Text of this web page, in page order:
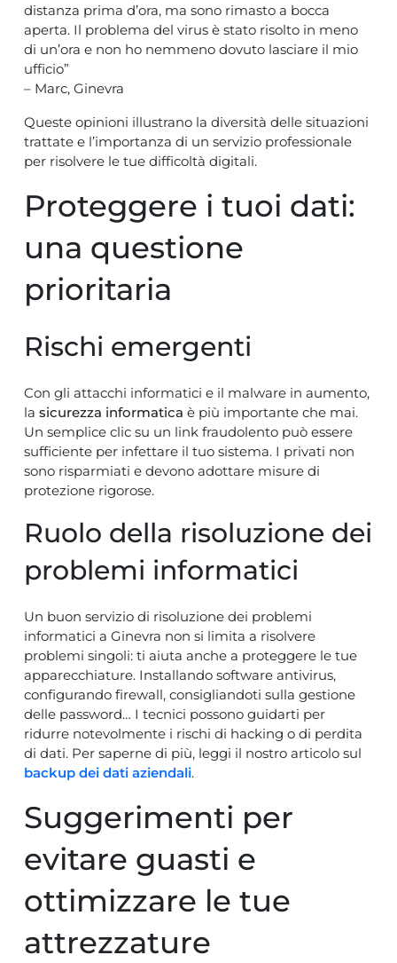
distanza prima d’ora, ma sono rimasto a bocca
aperta. Il problema del virus è stato risolto in meno
di un’ora e non ho nemmeno dovuto lasciare il mio
ufficio”
– Marc, Ginevra
Queste opinioni illustrano la diversità delle situazioni
trattate e l’importanza di un servizio professionale
per risolvere le tue difficoltà digitali.
Proteggere i tuoi dati:
una questione
prioritaria
Rischi emergenti
Con gli attacchi informatici e il malware in aumento,
la sicurezza informatica è più importante che mai.
Un semplice clic su un link fraudolento può essere
sufficiente per infettare il tuo sistema. I privati non
sono risparmiati e devono adottare misure di
protezione rigorose.
Ruolo della risoluzione dei
problemi informatici
Un buon servizio di risoluzione dei problemi
informatici a Ginevra non si limita a risolvere
problemi singoli: ti aiuta anche a proteggere le tue
apparecchiature. Installando software antivirus,
configurando firewall, consigliandoti sulla gestione
delle password… I tecnici possono guidarti per
ridurre notevolmente i rischi di hacking o di perdita
di dati. Per saperne di più, leggi il nostro articolo sul
backup dei dati aziendali.
Suggerimenti per
evitare guasti e
ottimizzare le tue
attrezzature